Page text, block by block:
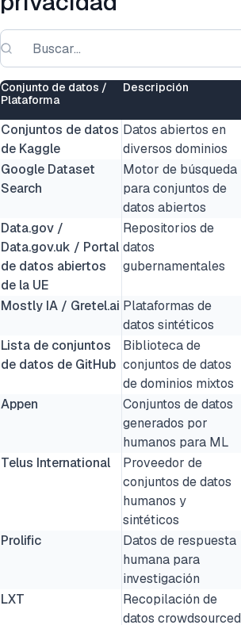
Conjunto de datos /
Plataforma
Descripción
Conjuntos de datos
de Kaggle
Datos abiertos en
diversos dominios
Google Dataset
Search
Motor de búsqueda
para conjuntos de
datos abiertos
Data.gov /
Data.gov.uk / Portal
de datos abiertos
de la UE
Repositorios de
datos
gubernamentales
Mostly IA / Gretel.ai Plataformas de
datos sintéticos
Lista de conjuntos
de datos de GitHub
Biblioteca de
conjuntos de datos
de dominios mixtos
Appen
Conjuntos de datos
generados por
humanos para ML
Telus International
Proveedor de
conjuntos de datos
humanos y
sintéticos
Prolific
Datos de respuesta
humana para
investigación
LXT
Recopilación de
datos crowdsourced